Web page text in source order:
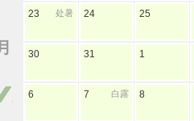
23 处暑 24 25
30 31 1
6 7 白露 8